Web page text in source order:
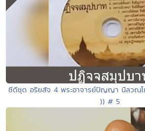
ซีดีชุด อริยสัจ 4 พระอาจารย์ปัญญา นีลวณฺ
)) # 5